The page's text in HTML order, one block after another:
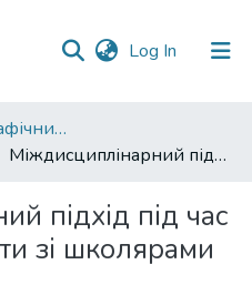
Log In (current)
03. Геолого-географічний факультет
Міждисциплінарний підхід під час краєзнавчої роботи зі школярами
підхід під час
зі школярами